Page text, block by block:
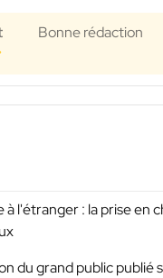
Bonne rédaction
l'étranger : la prise en
du grand public publié